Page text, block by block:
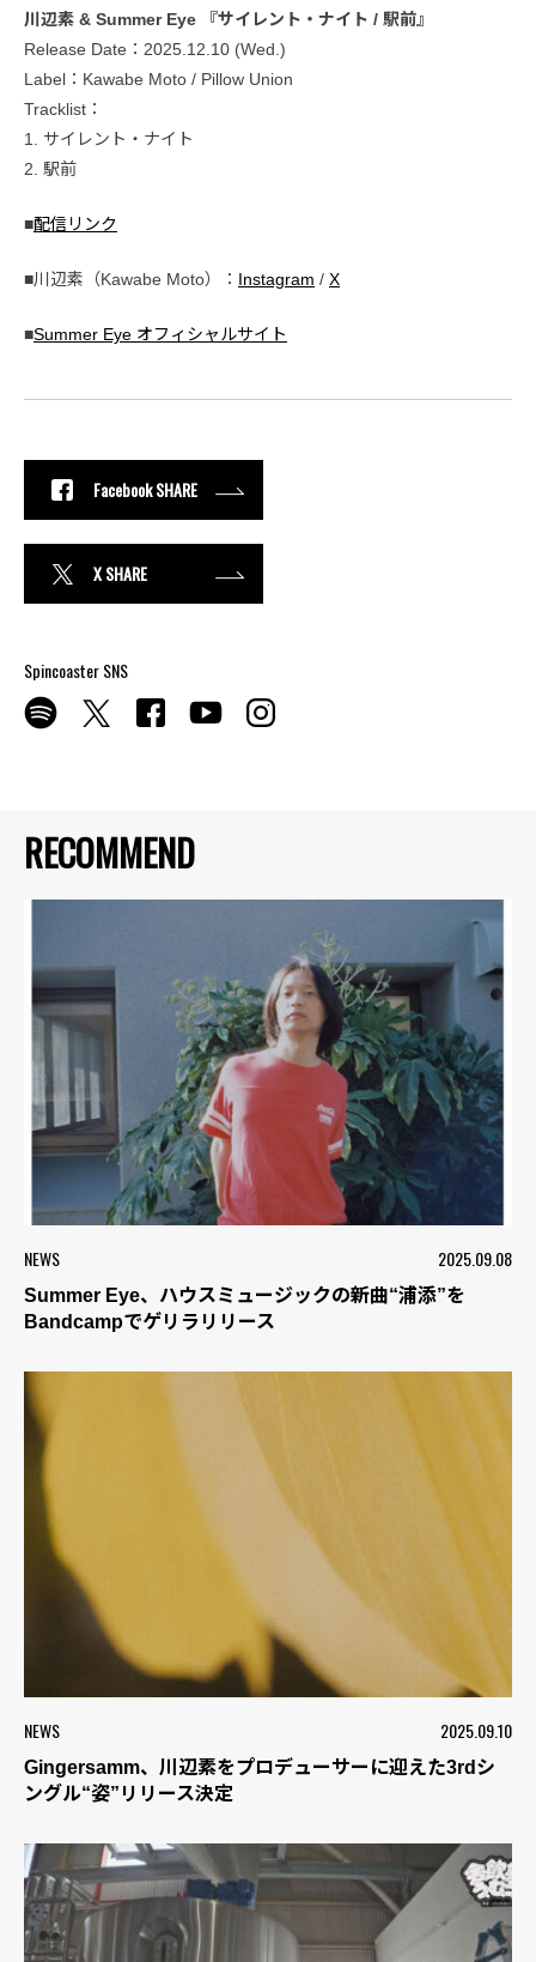
RECOMMEND
NEWS 2025.09.08
Summer Eye、ハウスミュージックの新曲“浦添”を
Bandcampでゲリラリリース
NEWS 2025.09.10
Gingersamm、川辺素をプロデューサーに迎えた3rdシ
ングル“姿”リリース決定
川辺素 & Summer Eye 『サイレント・ナイト / 駅前』
Release Date：2025.12.10 (Wed.)
Label：Kawabe Moto / Pillow Union
Tracklist：
1. サイレント・ナイト
2. 駅前
■配信リンク
■川辺素（Kawabe Moto）： Instagram / X
■Summer Eye オフィシャルサイト
Facebook SHARE
X SHARE
Spincoaster SNS